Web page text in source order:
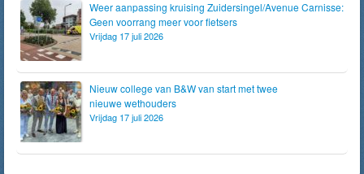
Weer aanpassing kruising Zuidersingel/Avenue Carnisse:
Geen voorrang meer voor fietsers
Vrijdag 17 juli 2026
Nieuw college van B&W van start met twee
nieuwe wethouders
Vrijdag 17 juli 2026